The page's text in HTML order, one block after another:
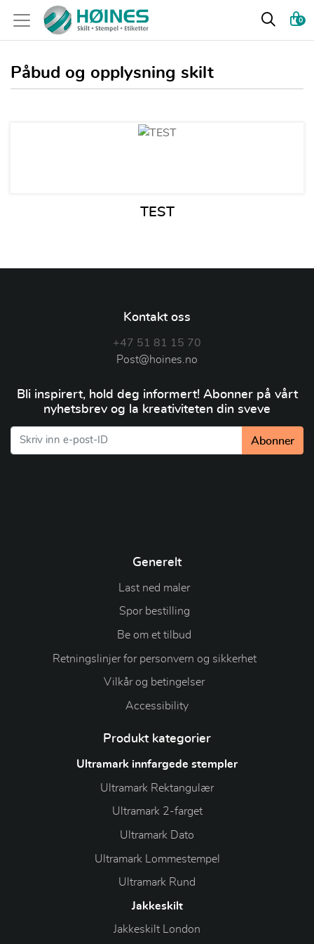
0
Påbud og opplysning skilt
TEST
Se detaljer TEST
Kontakt oss
+47 51 81 15 70
Post@hoines.no
Bli inspirert, hold deg informert! Abonner på vårt
nyhetsbrev og la kreativiteten din sveve
Abonner
Generelt
Last ned maler
Spor bestilling
Be om et tilbud
Retningslinjer for personvern og sikkerhet
Vilkår og betingelser
Accessibility
Produkt kategorier
Ultramark innfargede stempler
Ultramark Rektangulær
Ultramark 2-farget
Ultramark Dato
Ultramark Lommestempel
Ultramark Rund
Jakkeskilt
Jakkeskilt London